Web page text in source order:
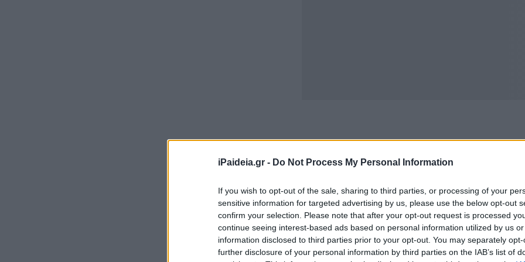
iPaideia.gr - Do Not Process My Personal Information
If you wish to opt-out of the sale, sharing to third parties, or processing of your
sensitive information for targeted advertising by us, please use the below opt-out
confirm your selection. Please note that after your opt-out request is processed
continue seeing interest-based ads based on personal information utilized by us
information disclosed to third parties prior to your opt-out. You may separately
further disclosure of your personal information by third parties on the IAB’s list of
Η πρώτη πληρωμή του επιδόματος παιδιού (Α21) για το
Μαρτίου 2025. ​
Η ηλεκτρονική πλατφόρμα για την υποβολή αιτήσεων θα
Σημαντικές ημερομηνίες πληρωμώνΟΠΕΚΑ για το 2025:
1η δόση: Δευτέρα, 31 Μαρτίου 2025​
2η δόση: Παρασκευή, 30 Μαΐου 2025​